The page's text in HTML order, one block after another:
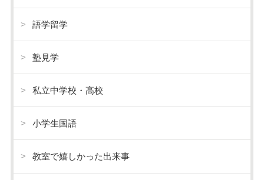
語学留学
塾見学
私立中学校・高校
小学生国語
教室で嬉しかった出来事